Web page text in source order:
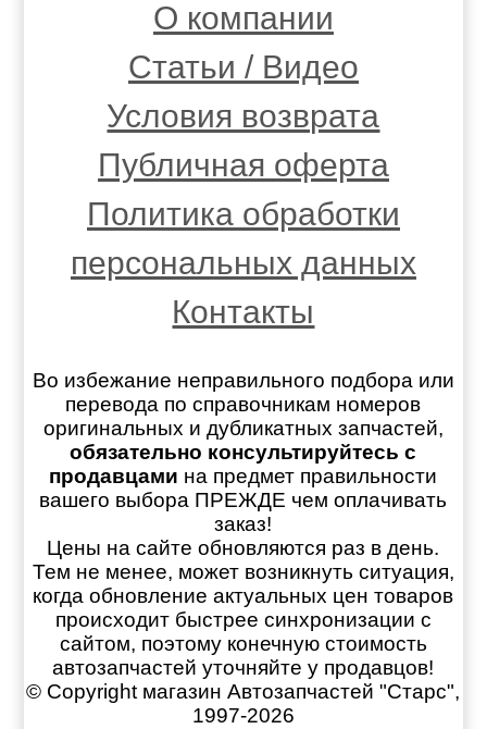
О компании
Статьи / Видео
Условия возврата
Публичная оферта
Политика обработки
персональных данных
Контакты
Во избежание неправильного подбора или
перевода по справочникам номеров
оригинальных и дубликатных запчастей,
обязательно консультируйтесь с
продавцами на предмет правильности
вашего выбора ПРЕЖДЕ чем оплачивать
заказ!
Цены на сайте обновляются раз в день.
Тем не менее, может возникнуть ситуация,
когда обновление актуальных цен товаров
происходит быстрее синхронизации с
сайтом, поэтому конечную стоимость
автозапчастей уточняйте у продавцов!
© Copyright магазин Автозапчастей "Старс",
1997-2026